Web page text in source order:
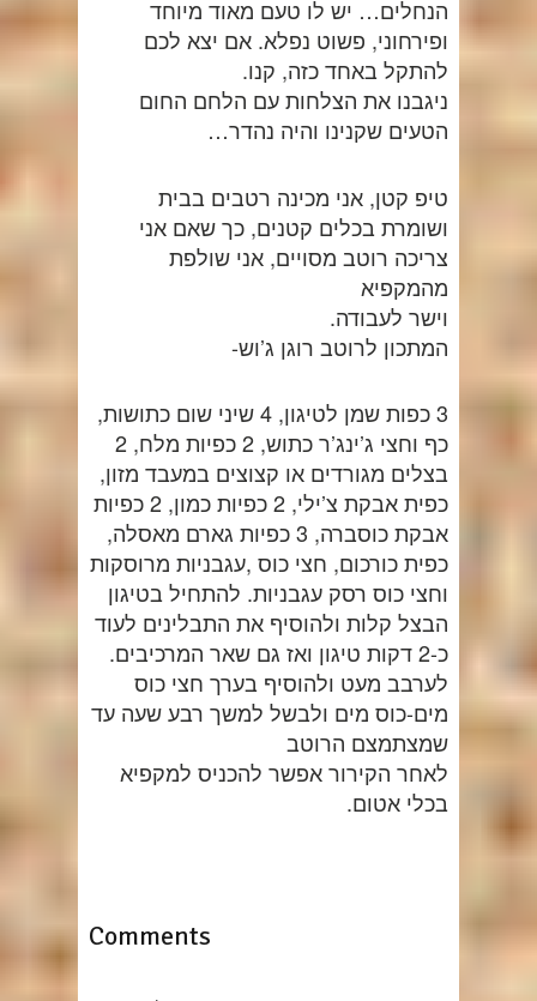
הנחלים… יש לו טעם מאוד מיוחד
ופירחוני, פשוט נפלא. אם יצא לכם
להתקל באחד כזה, קנו.
ניגבנו את הצלחות עם הלחם החום
הטעים שקנינו והיה נהדר…
טיפ קטן, אני מכינה רטבים בבית
ושומרת בכלים קטנים, כך שאם אני
צריכה רוטב מסויים, אני שולפת
מהמקפיא
וישר לעבודה.
המתכון לרוטב רוגן ג’וש-
‎3 כפות שמן לטיגון, 4 שיני שום כתושות,
כף וחצי ג’ינג’ר כתוש, 2 כפיות מלח, 2
בצלים מגורדים או קצוצים במעבד מזון,
כפית אבקת צ’ילי, 2 כפיות כמון, 2 כפיות
אבקת כוסברה, 3 כפיות גארם מאסלה,
כפית כורכום, חצי כוס ,עגבניות מרוסקות
וחצי כוס רסק עגבניות. להתחיל בטיגון
הבצל קלות ולהוסיף את התבלינים לעוד
כ-2 דקות טיגון ואז גם שאר המרכיבים.
לערבב מעט ולהוסיף בערך חצי כוס
מים-כוס מים ולבשל למשך רבע שעה עד
שמצתמצם הרוטב
לאחר הקירור אפשר להכניס למקפיא
בכלי אטום.
Comments